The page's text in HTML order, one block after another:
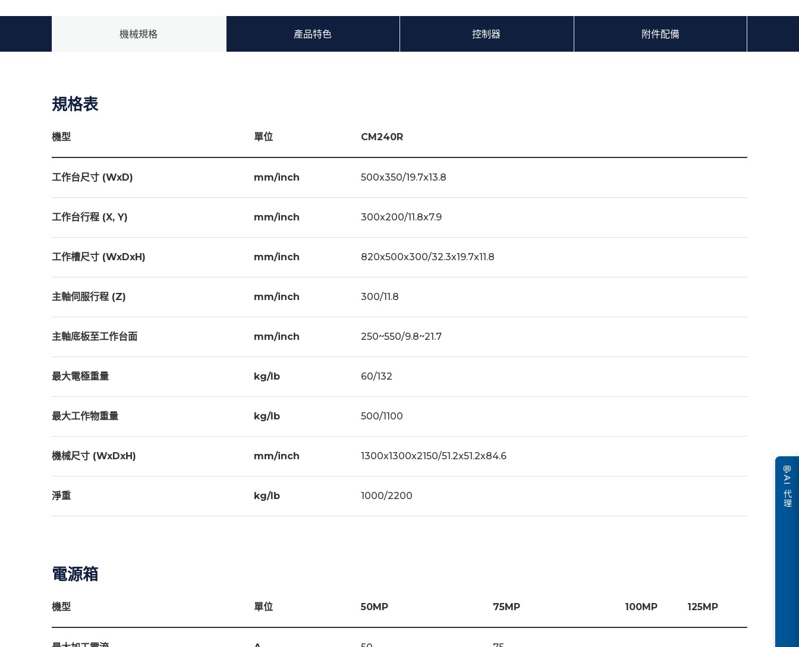
機械規格 產品特色 控制器 附件配備
規格表
機型 單位 CM240R
工作台尺寸 (WxD) mm/inch 500x350/19.7x13.8
工作台行程 (X, Y) mm/inch 300x200/11.8x7.9
工作槽尺寸 (WxDxH) mm/inch 820x500x300/32.3x19.7x11.8
主軸伺服行程 (Z) mm/inch 300/11.8
主軸底板至工作台面 mm/inch 250~550/9.8~21.7
最大電極重量 kg/lb 60/132
最大工作物重量 kg/lb 500/1100
機械尺寸 (WxDxH) mm/inch 1300x1300x2150/51.2x51.2x84.6
淨重 kg/lb 1000/2200
電源箱
機型 單位 50MP 75MP 100MP 125MP
Knob & Push Button
XY Manual Roller Slide Way
Z1 DC Motor
Z2 :Small Size-Manual Big Size- AC Motor
Option for 3 Axes D.R.O
標準配件
選擇配件
3R夾頭 搖動頭
光學尺
滅火器
磁座
💬
AI 代理